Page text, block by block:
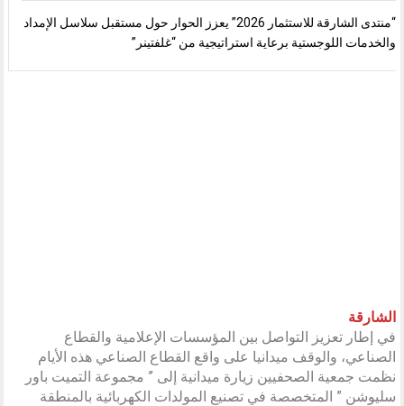
“منتدى الشارقة للاستثمار 2026” يعزز الحوار حول مستقبل سلاسل الإمداد
والخدمات اللوجستية برعاية استراتيجية من “غلفتينر”
الشارقة
في إطار تعزيز التواصل بين المؤسسات الإعلامية والقطاع
الصناعي، والوقف ميدانيا على واقع القطاع الصناعي هذه الأيام
نظمت جمعية الصحفيين زيارة ميدانية إلى ” مجموعة التميت باور
سليوشن ” المتخصصة في تصنيع المولدات الكهربائية بالمنطقة